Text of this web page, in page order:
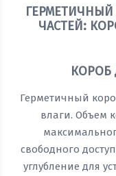
ЧАСТЕЙ:
КОРОБ
Герметичный
влаги. Объем
свободного
углубление для